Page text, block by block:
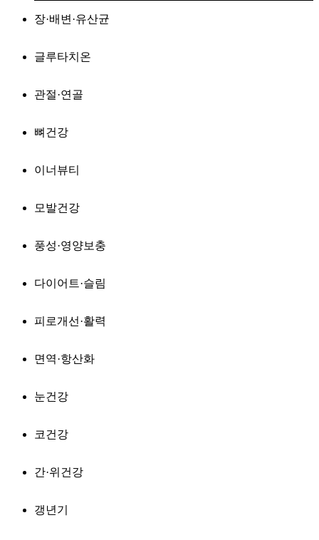
장·배변·유산균
글루타치온
관절·연골
뼈건강
이너뷰티
모발건강
풍성·영양보충
다이어트·슬림
피로개선·활력
면역·항산화
눈건강
코건강
간·위건강
갱년기